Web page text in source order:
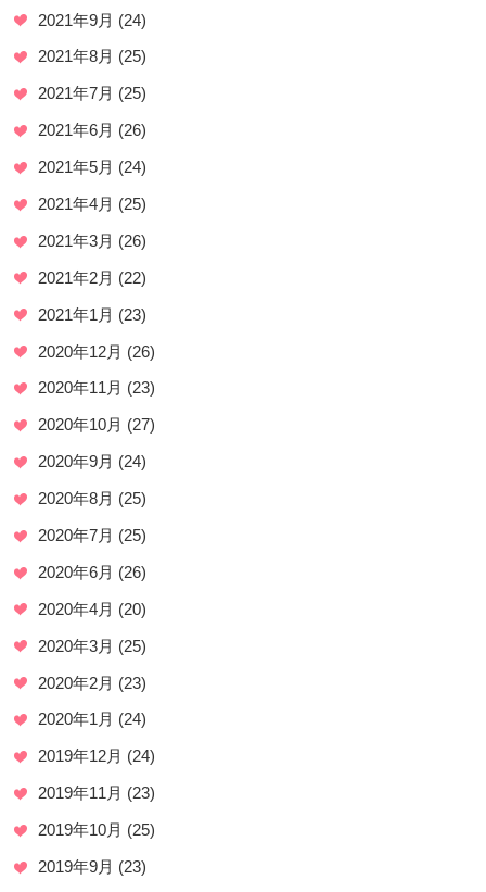
2021年9月 (24)
2021年8月 (25)
2021年7月 (25)
2021年6月 (26)
2021年5月 (24)
2021年4月 (25)
2021年3月 (26)
2021年2月 (22)
2021年1月 (23)
2020年12月 (26)
2020年11月 (23)
2020年10月 (27)
2020年9月 (24)
2020年8月 (25)
2020年7月 (25)
2020年6月 (26)
2020年4月 (20)
2020年3月 (25)
2020年2月 (23)
2020年1月 (24)
2019年12月 (24)
2019年11月 (23)
2019年10月 (25)
2019年9月 (23)